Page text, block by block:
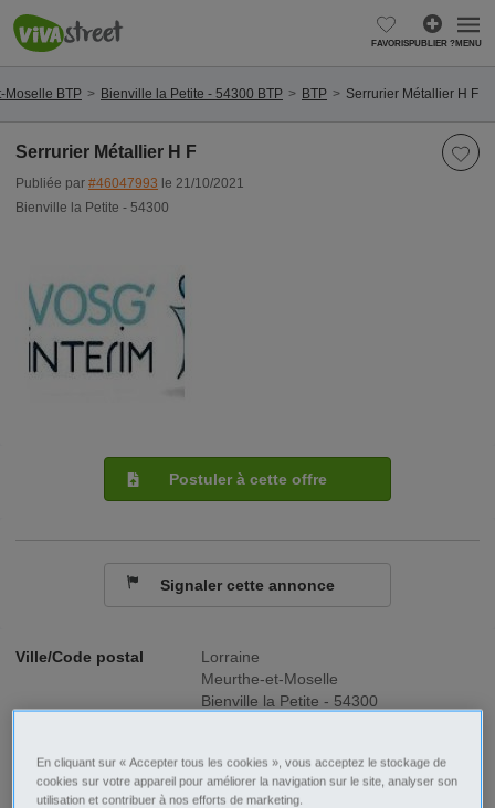
FAVORISPUBLIER ?MENU
Moselle BTP Bienville la Petite - 54300 BTP BTP Serrurier Métallier H F
Serrurier Métallier H F
Publiée par #46047993 le 21/10/2021
Bienville la Petite - 54300
Ville/Code postal
Lorraine
Meurthe-et-Moselle
Bienville la Petite - 54300
No SIREN 801841958
Postuler à cette offre
Signaler cette annonce
En cliquant sur « Accepter tous les cookies », vous acceptez le stockage de
cookies sur votre appareil pour améliorer la navigation sur le site, analyser son
utilisation et contribuer à nos efforts de marketing.